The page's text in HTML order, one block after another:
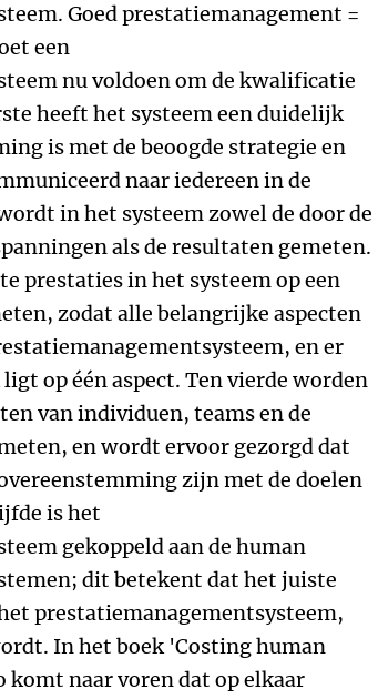
Goed prestatiemanagement =
een
nu voldoen om de kwalificatie
heeft het systeem een duidelijk
is met de beoogde strategie en
naar iedereen in de
in het systeem zowel de door de
als de resultaten gemeten.
prestaties in het systeem op een
zodat alle belangrijke aspecten
en er
op één aspect. Ten vierde worden
van individuen, teams en de
en wordt ervoor gezorgd dat
zijn met de doelen
is het
gekoppeld aan de human
dit betekent dat het juiste
prestatiemanagementsysteem,
In het boek 'Costing human
komt naar voren dat op elkaar